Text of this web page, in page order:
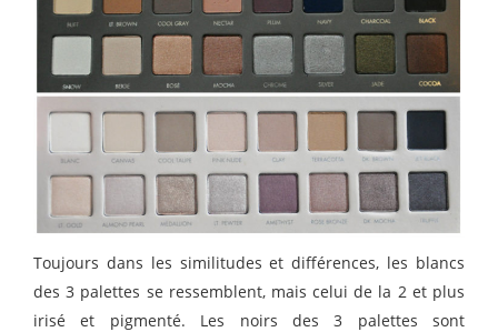
Toujours dans les similitudes et différences, les blancs
des 3 palettes se ressemblent, mais celui de la 2 et plus
irisé et pigmenté. Les noirs des 3 palettes sont